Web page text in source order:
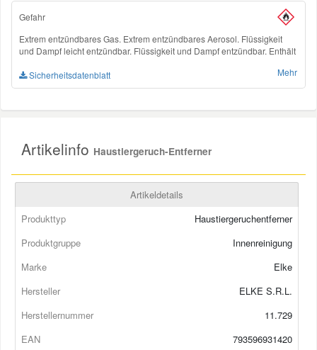
Gefahr
Extrem entzündbares Gas. Extrem entzündbares Aerosol. Flüssigkeit
und Dampf leicht entzündbar. Flüssigkeit und Dampf entzündbar. Enthält
Gesundheitsschädlich bei Verschlucken. Verursacht Hautreizungen.
Kann allergische Hautreaktionen verursachen. Verursacht schwere
Benommenheit verursachen. Sehr giftig für Wasserorganismen. Sehr
Wasserorganismen, mit langfristiger Wirkung
Sicherheitsdatenblatt Mehr
Artikelinfo Haustiergeruch-Entferner
Artikeldetails
Produkttyp
Haustiergeruchentferner
Produktgruppe
Innenreinigung
Marke
Elke
Hersteller
ELKE S.R.L.
Herstellernummer
11.729
EAN
793596931420
Nissan Ersatzteile
Porsche Ersatzteile
Smart Ersatzteile
Suzuki Ersatzteile
Toyota Ersatzteile
Volvo Ersatzteile